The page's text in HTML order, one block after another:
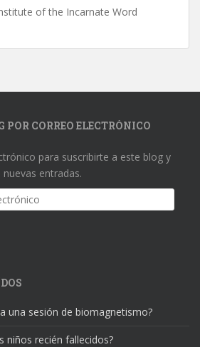
of the Incarnate Word
POR CORREO ELECTRÓNICO
para suscribirte a este blog y
entradas.
una sesión de biomagnetismo?
niños recién fallecidos?